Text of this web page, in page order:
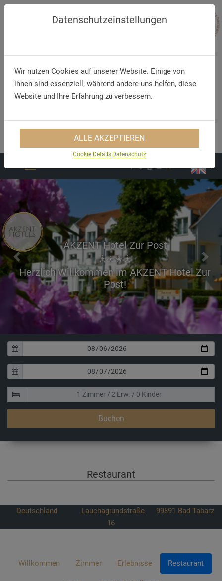
Anmelden
Telefon
+49 (36 25 9) 66 6 - 0
E-Mail
info@hotel-tabarz.de
AKZENT Hotel Zur Post
✭✭✭✭
Haben Sie einen
Previous Next
Buchen
Restaurant
Deutschland
Lauchagrundstraße
16
99891 Bad Tabarz
Willkommen Zimmer Erlebnisse Restaurant
Datenschutzeinstellungen
Wir nutzen Cookies auf unserer Website. Einige von
ihnen sind essenziell, während andere uns helfen, diese
Website und Ihre Erfahrung zu verbessern.
ALLE AKZEPTIEREN
Cookie Details Datenschutz